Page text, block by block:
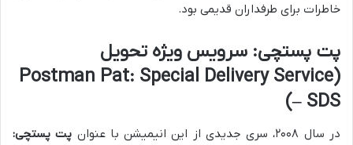
خاطرات برای طرفداران قدیمی بود.
پت پستچی: سرویس ویژه تحویل
(Postman Pat: Special Delivery Service
– SDS)
در سال ۲۰۰۸، سری جدیدی از این انیمیشن با عنوان
پت پستچی: